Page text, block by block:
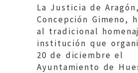
La Justicia de Aragón,
Concepción Gimeno,
al tradicional
institución que
20 de diciembre el
Ayuntamiento de